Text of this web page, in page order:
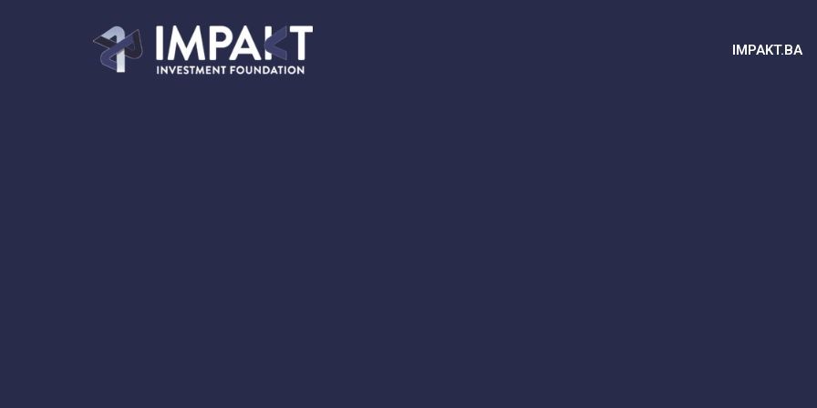
IMPAKT.BA